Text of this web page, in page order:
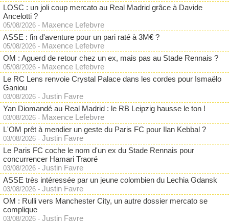
LOSC : un joli coup mercato au Real Madrid grâce à Davide
Ancelotti ?
05/08/2026 - Maxence Lefebvre
ASSE : fin d'aventure pour un pari raté à 3M€ ?
05/08/2026 - Maxence Lefebvre
OM : Aguerd de retour chez un ex, mais pas au Stade Rennais ?
05/08/2026 - Maxence Lefebvre
Le RC Lens renvoie Crystal Palace dans les cordes pour Ismaëlo
Ganiou
03/08/2026 - Justin Favre
Yan Diomandé au Real Madrid : le RB Leipzig hausse le ton !
03/08/2026 - Maxence Lefebvre
L'OM prêt à mendier un geste du Paris FC pour Ilan Kebbal ?
03/08/2026 - Justin Favre
Le Paris FC coche le nom d'un ex du Stade Rennais pour
concurrencer Hamari Traoré
03/08/2026 - Justin Favre
ASSE très intéressée par un jeune colombien du Lechia Gdansk
03/08/2026 - Justin Favre
OM : Rulli vers Manchester City, un autre dossier mercato se
complique
03/08/2026 - Justin Favre